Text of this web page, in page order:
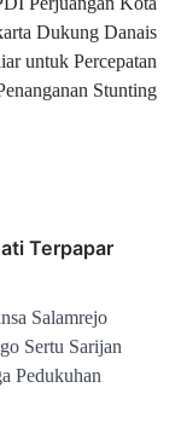
Dukung Danais
untuk Percepatan
Stunting
Terpapar
Salamrejo
Sertu Sarijan
Pedukuhan